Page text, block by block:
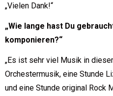
„Vielen Dank!“
„Wie lange hast Du
komponieren?“
„Es ist sehr viel Musik in
Orchestermusik, eine Stunde
und eine Stunde original Rock